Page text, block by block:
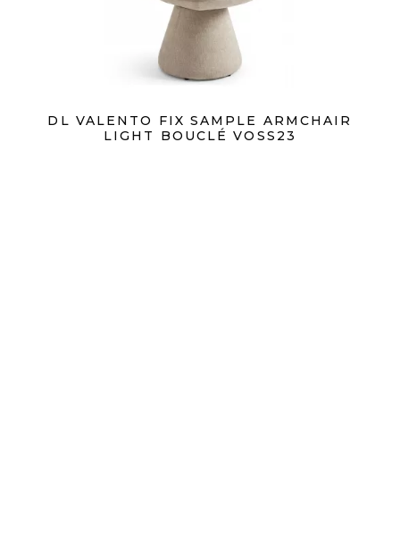
DL VALENTO FIX SAMPLE ARMCHAIR
LIGHT BOUCLÉ VOSS23